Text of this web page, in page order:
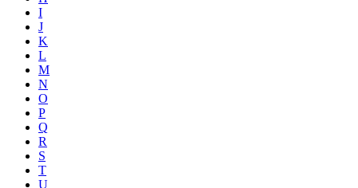
I
J
K
L
M
N
O
P
Q
R
S
T
U